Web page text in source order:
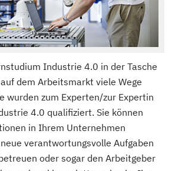
Industrie 4.0 in der Tasche
dem Arbeitsmarkt viele Wege
wurden zum Experten/zur Expertin
4.0 qualifiziert. Sie können
in Ihrem Unternehmen
verantwortungsvolle Aufgaben
oder sogar den Arbeitgeber